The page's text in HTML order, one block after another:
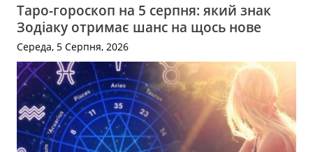
Таро-гороскоп на 5 серпня: який знак
Зодіаку отримає шанс на щось нове
Середа, 5 Серпня, 2026